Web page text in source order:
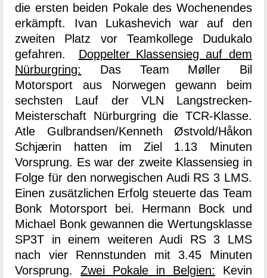
die ersten beiden Pokale des Wochenendes
erkämpft. Ivan Lukashevich war auf den
zweiten Platz vor Teamkollege Dudukalo
gefahren. Doppelter Klassensieg auf dem
Nürburgring:
Das Team Møller Bil
Motorsport aus Norwegen gewann beim
sechsten Lauf der VLN Langstrecken-
Meisterschaft Nürburgring die TCR-Klasse.
Atle Gulbrandsen/Kenneth Østvold/Håkon
Schjærin hatten im Ziel 1.13 Minuten
Vorsprung. Es war der zweite Klassensieg in
Folge für den norwegischen Audi RS 3 LMS.
Einen zusätzlichen Erfolg steuerte das Team
Bonk Motorsport bei. Hermann Bock und
Michael Bonk gewannen die Wertungsklasse
SP3T in einem weiteren Audi RS 3 LMS
nach vier Rennstunden mit 3.45 Minuten
Vorsprung.Zwei Pokale in Belgien: Kevin